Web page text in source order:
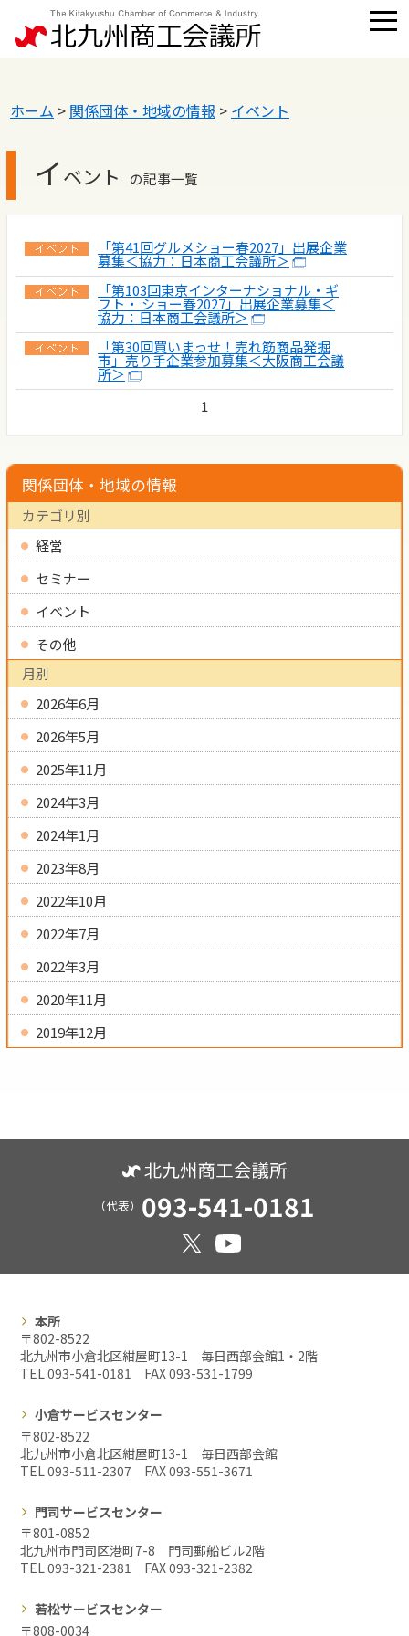
ホーム > 関係団体・地域の情報 > イベント
イベント の記事一覧
「第41回グルメショー春2027」出展企業
募集＜協力：日本商工会議所＞
「第103回東京インターナショナル・ギ
フト・ ショー春2027」出展企業募集＜
協力：日本商工会議所＞
「第30回買いまっせ！売れ筋商品発掘
市」売り手企業参加募集＜大阪商工会議
所＞
1
関係団体・地域の情報
カテゴリ別
経営
セミナー
イベント
その他
月別
2026年6月
2026年5月
2025年11月
2024年3月
2024年1月
2023年8月
2022年10月
2022年7月
2022年3月
2020年11月
2019年12月
（代表） 093-541-0181
本所
〒802-8522
北九州市小倉北区紺屋町13-1 毎日西部会館1・2階
TEL 093-541-0181 FAX093-531-1799
小倉サービスセンター
〒802-8522
北九州市小倉北区紺屋町13-1 毎日西部会館
TEL 093-511-2307 FAX093-551-3671
門司サービスセンター
〒801-0852
北九州市門司区港町7-8 門司郵船ビル2階
TEL 093-321-2381 FAX093-321-2382
若松サービスセンター
〒808-0034